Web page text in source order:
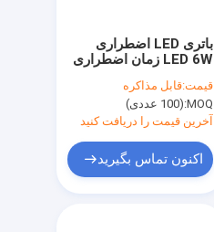
باتری LED اضطراری
LED 6W زمان اضطراری
خارجی KE003-
06M090NE
قیمت:قابل مذاکره
MOQ: (100 عددی)
آخرین قیمت را دریافت کنید
اکنون تماس بگیرید